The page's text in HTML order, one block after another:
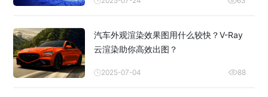
汽车外观渲染效果图用什么较快？V-Ray
云渲染助你高效出图？
2025-07-04 88